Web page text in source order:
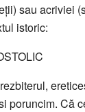
sau acriviei
istoric:
poruncim. Că